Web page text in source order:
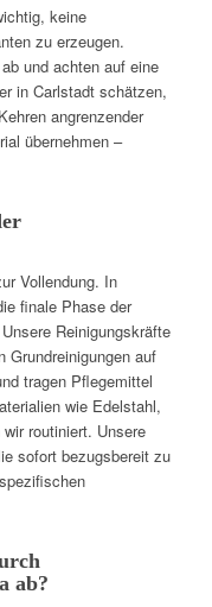
keine
zu erzeugen.
und achten auf eine
in Carlstadt schätzen,
angrenzender
übernehmen –
Vollendung. In
finale Phase der
Reinigungskräfte
Grundreinigungen auf
tragen Pflegemittel
wie Edelstahl,
routiniert. Unsere
sofort bezugsbereit zu
ab?